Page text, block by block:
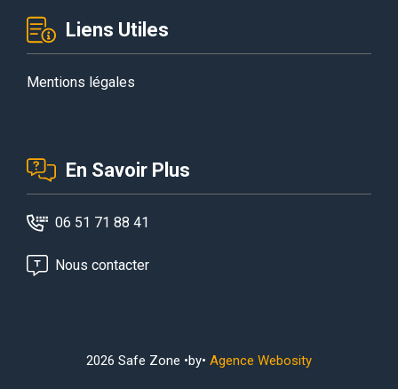
Liens Utiles
Mentions légales
En Savoir Plus
06 51 71 88 41
Nous contacter
2026 Safe Zone •by• Agence Webosity